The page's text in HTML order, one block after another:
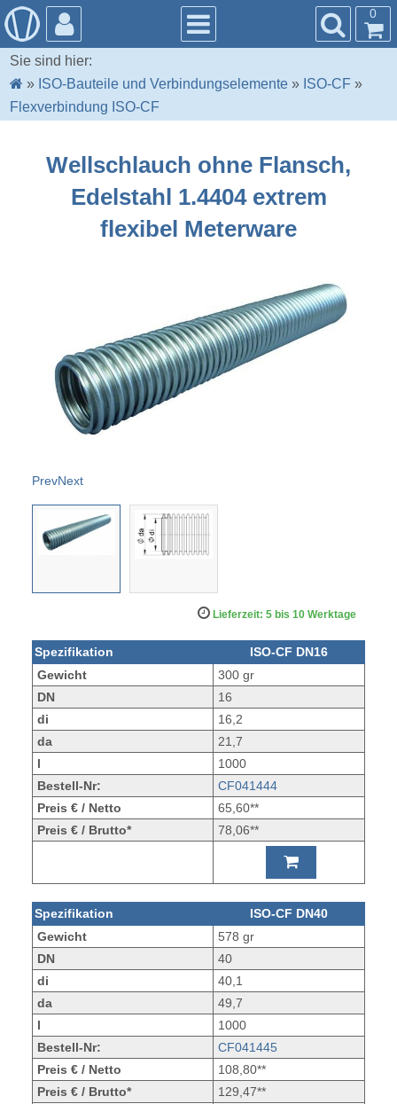
0
Sie sind hier:
» ISO-Bauteile und Verbindungselemente » ISO-CF »
Flexverbindung ISO-CF
Wellschlauch ohne Flansch,
Edelstahl 1.4404 extrem
flexibel Meterware
PrevNext
Lieferzeit: 5 bis 10 Werktage
Spezifikation
ISO-CF DN16
Gewicht
300 gr
DN
16
di
16,2
da
21,7
l
1000
Bestell-Nr:
CF041444
Preis € / Netto
65,60**
Preis € / Brutto*
78,06**
Spezifikation
ISO-CF DN40
Gewicht
578 gr
DN
40
di
40,1
da
49,7
l
1000
Bestell-Nr:
CF041445
Preis € / Netto
108,80**
Preis € / Brutto*
129,47**